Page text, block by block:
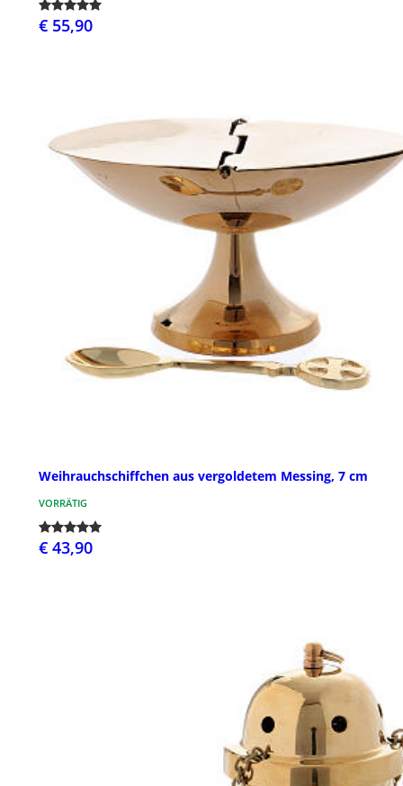
€ 55,90
Weihrauchschiffchen aus vergoldetem Messing, 7 cm
VORRÄTIG
€ 43,90